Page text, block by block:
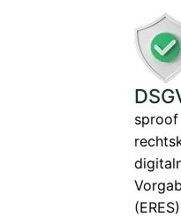
sproof